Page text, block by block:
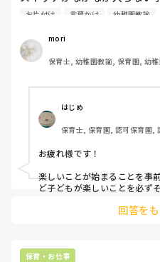
なたはどんな魔法の言葉を使
先生たちの工夫って本当に奥
けたくなる、あなたの“魔法の
お片付け 言葉かけ 幼稚園教諭
mori
保育士, 幼稚園教諭, 保育園, 幼
はじめ
保育士, 保育園, 認可保育園,
お疲れ様です！
楽しいことが始まることを事
ど子どもが楽しいことを必ず
回答を
保育・お仕事